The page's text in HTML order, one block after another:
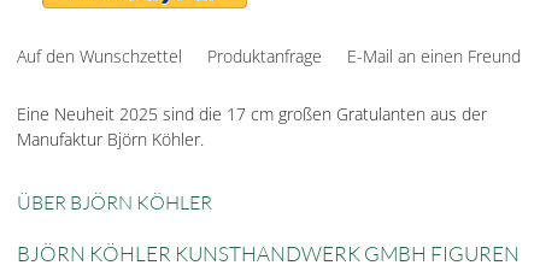
Auf den Wunschzettel Produktanfrage E-Mail an einen Freund
Eine Neuheit 2025 sind die 17 cm großen Gratulanten aus der
Manufaktur Björn Köhler.
ÜBER BJÖRN KÖHLER
BJÖRN KÖHLER KUNSTHANDWERK GMBH FIGUREN